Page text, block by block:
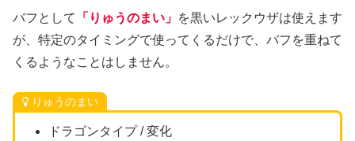
バフとして 「りゅうのまい」 を黒いレックウザは使えます
が、特定のタイミングで使ってくるだけで、バフを重ねて
くるようなことはしません。
りゅうのまい
ドラゴンタイプ / 変化